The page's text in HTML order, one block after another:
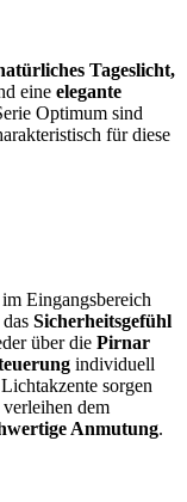
Tageslicht,
eine elegante
Optimum sind
für diese
Eingangsbereich
Sicherheitsgefühl
über die Pirnar
individuell
sorgen
verleihen dem
Anmutung.